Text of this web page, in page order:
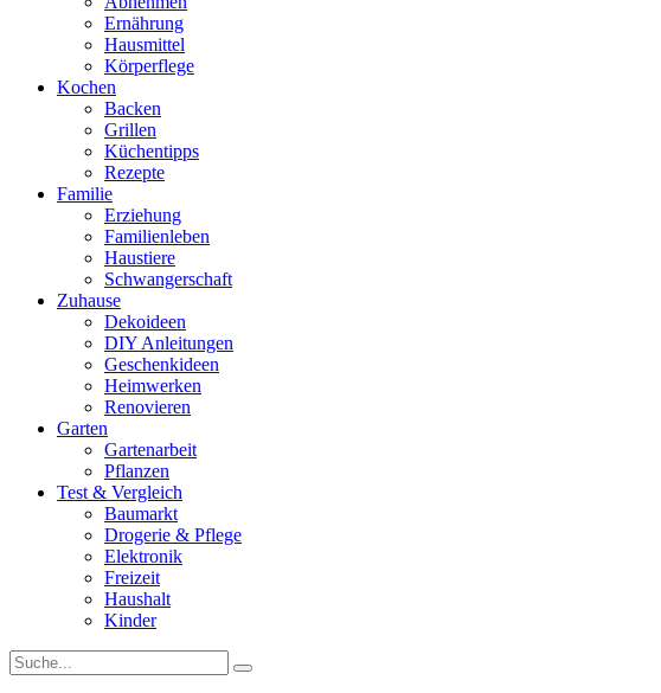
Ernährung
Hausmittel
Körperflege
Kochen
Backen
Grillen
Küchentipps
Rezepte
Familie
Erziehung
Familienleben
Haustiere
Schwangerschaft
Zuhause
Dekoideen
DIY Anleitungen
Geschenkideen
Heimwerken
Renovieren
Garten
Gartenarbeit
Pflanzen
Test & Vergleich
Baumarkt
Drogerie & Pflege
Elektronik
Freizeit
Haushalt
Kinder